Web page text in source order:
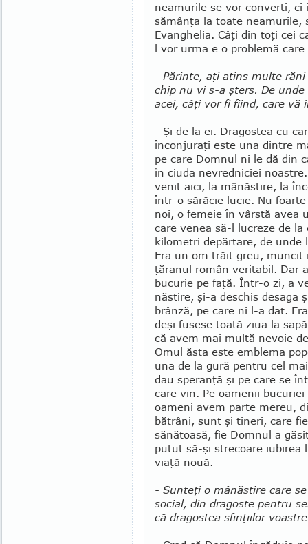
neamu­rile se vor converti,
sămânţa la toate neamurile,
Evan­ghe­lia. Câţi din toţi cei
l vor urma e o problemă
- Părinte, aţi atins multe
chip nu vi s-a şters. De
acei, câţi vor fi fiind, care vă
- Şi de la ei. Dragostea cu
înconjuraţi este una dintre
pe care Domnul ni le dă din
în ciuda nevred­niciei
venit aici, la mânăstire, la
într-o sărăcie lucie. Nu
noi, o femeie în vârstă avea
care venea să-l lu­creze de la
kilometri depărtare, de unde
Era un om trăit greu, muncit
ţăranul ro­mân veri­tabil. Dar
bu­cu­rie pe faţă. Într-o zi, a
năstire, şi-a deschis de­saga
brânză, pe care ni l-a dat.
deşi fusese toată ziua la
că avem mai multă ne­voie
Omul ăsta este emblema
una de la gură pentru cel
dau speranţă şi pe care se
care vin. Pe oamenii
oameni avem parte mereu,
bătrâni, sunt şi tineri, care
sănătoasă, fie Dom­nul a
putut să-şi strecoare iubirea
viaţă nouă.
- Sunteţi o mânăstire care
social, din dragoste pentru
că dragostea sfinţiilor